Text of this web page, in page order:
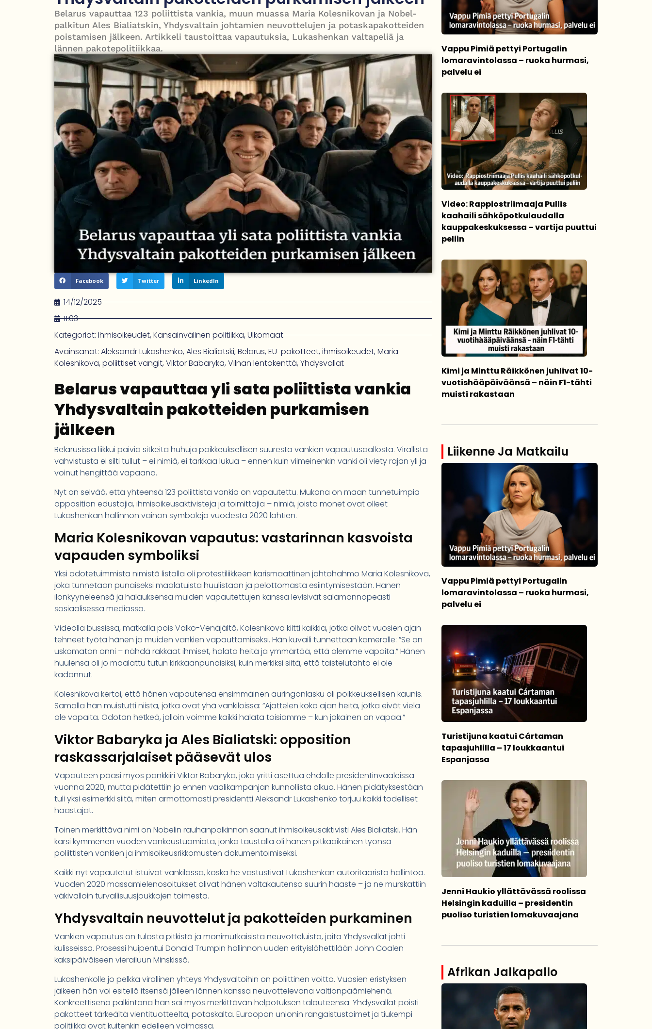
PT Vatanen antoi porttikiellon Juhana Tegelbergille – tiukka välienselvittely PTV Gymillä tallentui videolle
Belarus vapauttaa 123 poliittista vankia, muun muassa Maria Kolesnikovan ja Nobel-
palkitun Ales Bialiatskin, Yhdysvaltain johtamien neuvottelujen ja potaskapakotteiden
poistamisen jälkeen. Artikkeli taustoittaa vapautuksia, Lukashenkan valtapeliä ja
lännen pakotepolitiikkaa.
Facebook Twitter LinkedIn
14/12/2025
11:03
Kategoriat:Ihmisoikeudet,Kansainvälinen politiikka,Ulkomaat
Avainsanat: Aleksandr Lukashenko,Ales Bialiatski,Belarus,EU-pakotteet,ihmisoikeudet,Maria
Kolesnikova,poliittiset vangit,Viktor Babaryka,Vilnan lentokenttä,Yhdysvallat
Belarus vapauttaa yli sata poliittista vankia
Yhdysvaltain pakotteiden purkamisen
jälkeen
Belarusissa liikkui päiviä sitkeitä huhuja poikkeuksellisen suuresta vankien vapautusaallosta. Virallista
vahvistusta ei silti tullut – ei nimiä, ei tarkkaa lukua – ennen kuin viimeinenkin vanki oli viety rajan yli ja
voinut hengittää vapaana.
Nyt on selvää, että yhteensä 123 poliittista vankia on vapautettu. Mukana on maan tunnetuimpia
opposition edustajia, ihmisoikeusaktivisteja ja toimittajia – nimiä, joista monet ovat olleet
Lukashenkan hallinnon vainon symboleja vuodesta 2020 lähtien.
Maria Kolesnikovan vapautus: vastarinnan kasvoista
vapauden symboliksi
Yksi odotetuimmista nimistä listalla oli protestiliikkeen karismaattinen johtohahmo Maria Kolesnikova,
joka tunnetaan punaiseksi maalatuista huulistaan ja pelottomasta esiintymisestään. Hänen
ilonkyyneleensä ja halauksensa muiden vapautettujen kanssa levisivät salamannopeasti
sosiaalisessa mediassa.
Videolla bussissa, matkalla pois Valko-Venäjältä, Kolesnikova kiitti kaikkia, jotka olivat vuosien ajan
tehneet työtä hänen ja muiden vankien vapauttamiseksi. Hän kuvaili tunnettaan kameralle: ”Se on
uskomaton onni – nähdä rakkaat ihmiset, halata heitä ja ymmärtää, että olemme vapaita.” Hänen
huulensa oli jo maalattu tutun kirkkaanpunaisiksi, kuin merkiksi siitä, että taistelutahto ei ole
kadonnut.
Kolesnikova kertoi, että hänen vapautensa ensimmäinen auringonlasku oli poikkeuksellisen kaunis.
Samalla hän muistutti niistä, jotka ovat yhä vankiloissa: ”Ajattelen koko ajan heitä, jotka eivät vielä
ole vapaita. Odotan hetkeä, jolloin voimme kaikki halata toisiamme – kun jokainen on vapaa.”
Viktor Babaryka ja Ales Bialiatski: opposition
raskassarjalaiset pääsevät ulos
Vapauteen pääsi myös pankkiiri Viktor Babaryka, joka yritti asettua ehdolle presidentinvaaleissa
vuonna 2020, mutta pidätettiin jo ennen vaalikampanjan kunnollista alkua. Hänen pidätyksestään
tuli yksi esimerkki siitä, miten armottomasti presidentti Aleksandr Lukashenko torjuu kaikki todelliset
haastajat.
Toinen merkittävä nimi on Nobelin rauhanpalkinnon saanut ihmisoikeusaktivisti Ales Bialiatski. Hän
kärsi kymmenen vuoden vankeustuomiota, jonka taustalla oli hänen pitkäaikainen työnsä
poliittisten vankien ja ihmisoikeusrikkomusten dokumentoimiseksi.
Kaikki nyt vapautetut istuivat vankilassa, koska he vastustivat Lukashenkan autoritaarista hallintoa.
Vuoden 2020 massamielenosoitukset olivat hänen valtakautensa suurin haaste – ja ne murskattiin
väkivalloin turvallisuusjoukkojen toimesta.
Yhdysvaltain neuvottelut ja pakotteiden purkaminen
Vankien vapautus on tulosta pitkistä ja monimutkaisista neuvotteluista, joita Yhdysvallat johti
kulisseissa. Prosessi huipentui Donald Trumpin hallinnon uuden erityislähettilään John Coalen
kaksipäiväiseen vierailuun Minskissä.
Lukashenkolle jo pelkkä virallinen yhteys Yhdysvaltoihin on poliittinen voitto. Vuosien eristyksen
jälkeen hän voi esitellä itsensä jälleen lännen kanssa neuvottelevana valtionpäämiehenä.
Konkreettisena palkintona hän sai myös merkittävän helpotuksen talouteensa: Yhdysvallat poisti
pakotteet tärkeältä vientituotteelta, potaskalta. Euroopan unionin rangaistustoimet ja tiukempi
politiikka ovat kuitenkin edelleen voimassa.
Vappu Pimiä pettyi Portugalin
lomaravintolassa – ruoka hurmasi,
palvelu ei
Video: Rappiostriimaaja Pullis
kaahaili sähköpotkulaudalla
kauppakeskuksessa – vartija puuttui
peliin
Kimi ja Minttu Räikkönen juhlivat 10-
vuotishääpäiväänsä – näin F1-tähti
muisti rakastaan
Liikenne Ja Matkailu
Vappu Pimiä pettyi Portugalin
lomaravintolassa – ruoka hurmasi,
palvelu ei
Turistijuna kaatui Cártaman
tapasjuhlilla – 17 loukkaantui
Espanjassa
Jenni Haukio yllättävässä roolissa
Helsingin kaduilla – presidentin
puoliso turistien lomakuvaajana
Afrikan Jalkapallo